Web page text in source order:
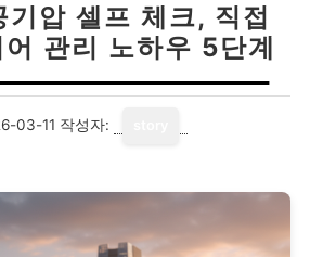
기압 셀프 체크, 직접
관리 노하우 5단계
03-11 작성자: